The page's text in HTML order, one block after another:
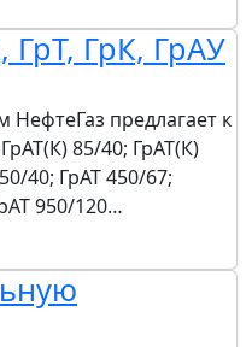
ГрТ, ГрК, ГрАУ
предлагает к
85/40; ГрАТ(К)
40; ГрАТ 450/67;
950/120…